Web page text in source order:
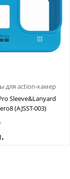
для action-камер
Sleeve&Lanyard
(AJSST-003)